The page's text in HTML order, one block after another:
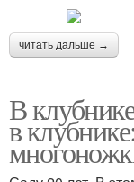
читать дальше →
В
в